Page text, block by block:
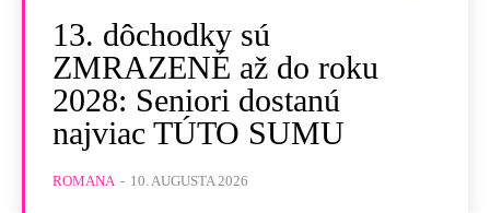
13. dôchodky sú
ZMRAZENÉ až do roku
2028: Seniori dostanú
najviac TÚTO SUMU
ROMANA - 10. AUGUSTA 2026